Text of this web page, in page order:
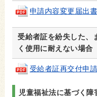
申請内容変更届出
受給者証を紛失した、
く使用に耐えない場合
受給者証再交付申
児童福祉法に基づく